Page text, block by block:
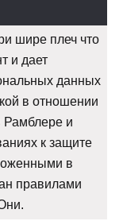
шире плеч что
и дает
данных
в отношении
Рамблере и
к защите
в
правилами